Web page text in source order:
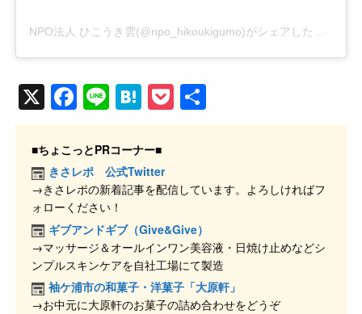
X F
a
c
e
b
o
o
k
Li
n
e
H
at
e
n
a
P
o 有
■ちょこっとPRコーナー■
きさレポ 公式Twitter
→きさレポの新着記事を配信しています。よろしければフ
ォローください！
ギブアンドギブ（Give&Give）
→マッサージ＆オールインワン美容液・日焼け止めなどシ
ンプルスキンケアを自社工場にて製造
袖ケ浦市の和菓子・洋菓子「大原軒」
→お中元に大原軒のお菓子の詰め合わせをどうぞ